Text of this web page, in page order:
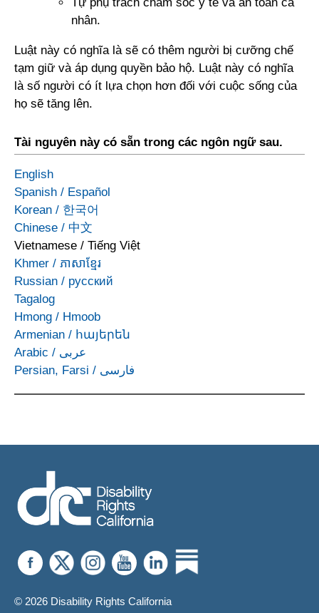
nhân.
Luật này có nghĩa là sẽ có thêm người bị cưỡng chế
tạm giữ và áp dụng quyền bảo hộ. Luật này có nghĩa
là số người có ít lựa chọn hơn đối với cuộc sống của
họ sẽ tăng lên.
Tài nguyên này có sẵn trong các ngôn ngữ sau.
English
Spanish / Español
Korean / 한국어
Chinese / 中文
Vietnamese / Tiếng Việt
Khmer / ភាសាខ្មែរ
Russian / русский
Tagalog
Hmong / Hmoob
Armenian / հայերեն
Arabic / عربى
Persian, Farsi / فارسی
© 2026 Disability Rights California